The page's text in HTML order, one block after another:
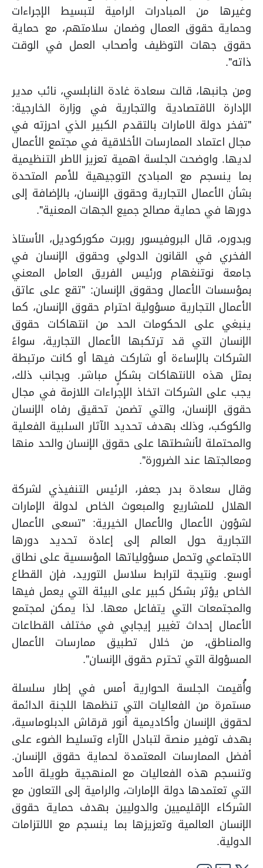
وغيرها من المبادرات الرامية لتبسيط الإجراءات
وحماية حقوق العمال وضمان سلامتهم، مع حماية
حقوق جهات التوظيف وأصحاب العمل في الوقت
ذاته".
ومن جانبها، قالت سعادة غادة النابلسي، نائب مدير
الإدارة الاقتصادية والتجارية في وزارة الخارجية:
"تفخر دولة الامارات بالتقدم الكبير الذي احرزته في
مجال اعتماد الممارسات الأخلاقية في مجتمع الأعمال
لديها. واوضحت الجلسة اهمية تعزيز الاطر التنظيمية
بما ينسجم مع المبادئ التوجيهية للأمم المتحدة
بشأن الأعمال التجارية وحقوق الإنسان، بالإضافة إلى
دورها في حماية مصالح جميع الجهات المعنية".
وبدوره، قال البروفيسور روبرت مكوركوديل، الأستاذ
الفخري في القانون الدولي وحقوق الإنسان في
جامعة نوتنغهام ورئيس الفريق العامل المعني
بمؤسسات الأعمال وحقوق الإنسان: "تقع على عاتق
الأعمال التجارية مسؤولية احترام حقوق الإنسان، كما
ينبغي على الحكومات الحد من انتهاكات حقوق
الإنسان التي قد ترتكبها الأعمال التجارية، سواءً
الشركات بالإساءة أو شاركت فيها أو كانت مرتبطة
بمثل هذه الانتهاكات بشكلٍ مباشر. وبجانب ذلك،
يجب على الشركات اتخاذ الإجراءات اللازمة في مجال
حقوق الإنسان، والتي تضمن تحقيق رفاه الإنسان
والكوكب، وذلك بهدف تحديد الآثار السلبية الفعلية
والمحتملة لأنشطتها على حقوق الإنسان والحد منها
ومعالجتها عند الضرورة".
وقال سعادة بدر جعفر، الرئيس التنفيذي لشركة
الهلال للمشاريع والمبعوث الخاص لدولة الإمارات
لشؤون الأعمال والأعمال الخيرية: "تسعى الأعمال
التجارية حول العالم إلى إعادة تحديد دورها
الاجتماعي وتحمل مسؤولياتها المؤسسية على نطاق
أوسع. ونتيجة لترابط سلاسل التوريد، فإن القطاع
الخاص يؤثر بشكل كبير على البيئة التي يعمل فيها
والمجتمعات التي يتفاعل معها. لذا يمكن لمجتمع
الأعمال إحداث تغيير إيجابي في مختلف القطاعات
والمناطق، من خلال تطبيق ممارسات الأعمال
المسؤولة التي تحترم حقوق الإنسان".
وأُقيمت الجلسة الحوارية أمس في إطار سلسلة
مستمرة من الفعاليات التي تنظمها اللجنة الدائمة
لحقوق الإنسان وأكاديمية أنور قرقاش الدبلوماسية،
بهدف توفير منصة لتبادل الآراء وتسليط الضوء على
أفضل الممارسات المعتمدة لحماية حقوق الإنسان.
وتنسجم هذه الفعاليات مع المنهجية طويلة الأمد
التي تعتمدها دولة الإمارات، والرامية إلى التعاون مع
الشركاء الإقليميين والدوليين بهدف حماية حقوق
الإنسان العالمية وتعزيزها بما ينسجم مع الالتزامات
الدولية.